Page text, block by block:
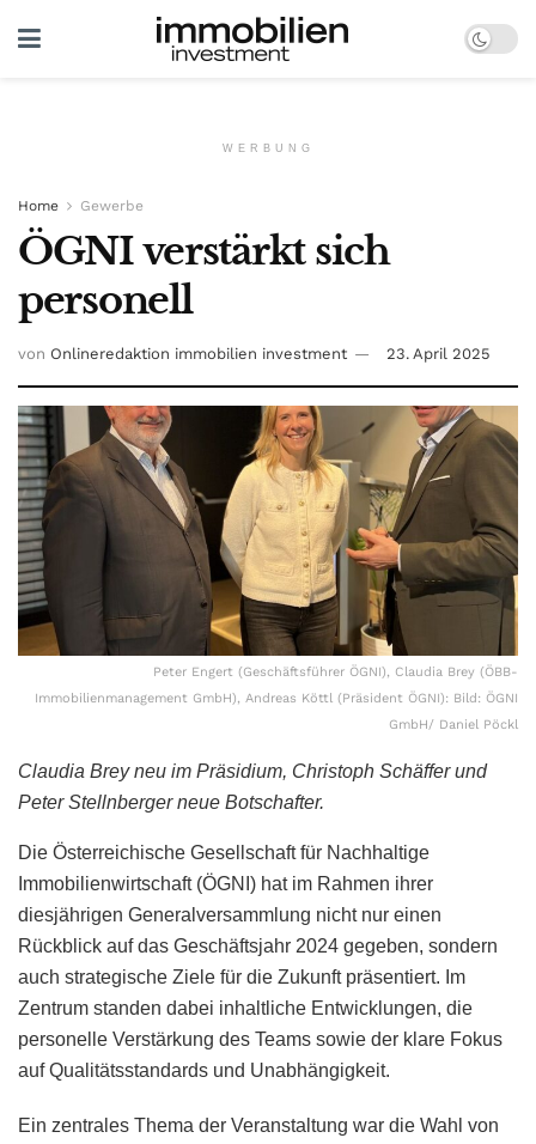
WERBUNG
Home Gewerbe
ÖGNI verstärkt sich
personell
von Onlineredaktion immobilien investment 23. April 2025
Peter Engert (Geschäftsführer ÖGNI), Claudia Brey (ÖBB-
Immobilienmanagement GmbH), Andreas Köttl (Präsident ÖGNI): Bild: ÖGNI
GmbH/ Daniel Pöckl
Claudia Brey neu im Präsidium, Christoph Schäffer und
Peter Stellnberger neue Botschafter.
Die Österreichische Gesellschaft für Nachhaltige
Immobilienwirtschaft (ÖGNI) hat im Rahmen ihrer
diesjährigen Generalversammlung nicht nur einen
Rückblick auf das Geschäftsjahr 2024 gegeben, sondern
auch strategische Ziele für die Zukunft präsentiert. Im
Zentrum standen dabei inhaltliche Entwicklungen, die
personelle Verstärkung des Teams sowie der klare Fokus
auf Qualitätsstandards und Unabhängigkeit.
Ein zentrales Thema der Veranstaltung war die Wahl von